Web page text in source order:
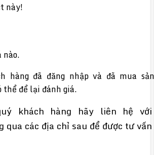
này!
nào.
hàng đã đăng nhập và đã mua sản
thể để lại đánh giá.
khách hàng hãy liên hệ với
qua các địa chỉ sau để được tư vấn